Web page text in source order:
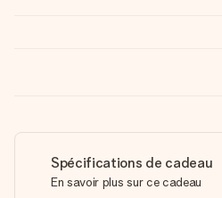
Spécifications de cadeau
En savoir plus sur ce cadeau